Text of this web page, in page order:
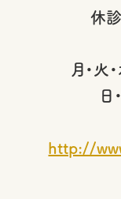
休
月・火
日
http://